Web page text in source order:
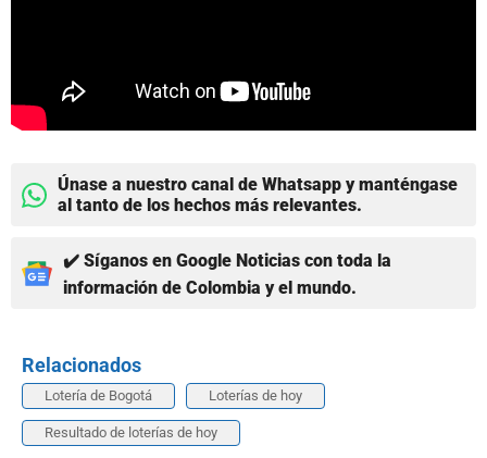
Únase a nuestro canal de Whatsapp y manténgase
al tanto de los hechos más relevantes.
✔️ Síganos en Google Noticias con toda la
información de Colombia y el mundo.
Relacionados
Lotería de Bogotá Loterías de hoy
Resultado de loterías de hoy